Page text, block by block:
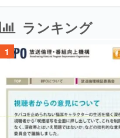
ランキング
1